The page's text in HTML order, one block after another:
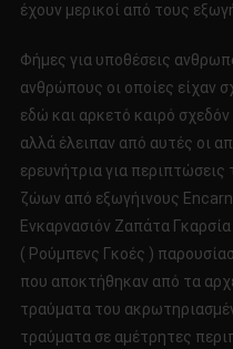
έχουν μερικοί από τους
Φήμες για υποθέσεις
ανθρώπους οι οποίες είχαν
εδώ και αρκετό καιρό
αλλά έλειπαν από αυτές οι
ερευνήτρια για
ζώων από εξωγήινους
Eνκαρνασιόν Ζαπάτα
( Ρούμπενς Γκοές )
που αποκτήθηκαν από τα
τραύματα του
τραύματα σε αμέτρητες